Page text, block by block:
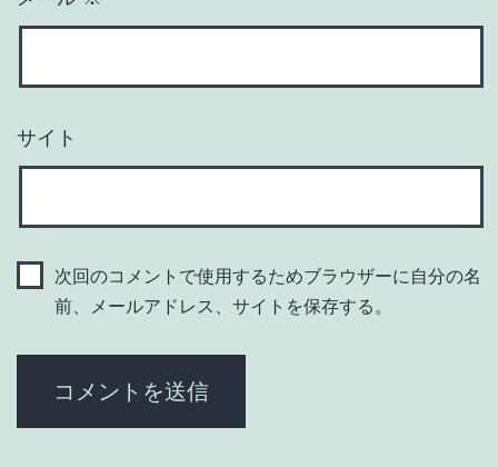
サイト
次回のコメントで使用するためブラウザーに自分の名
前、メールアドレス、サイトを保存する。